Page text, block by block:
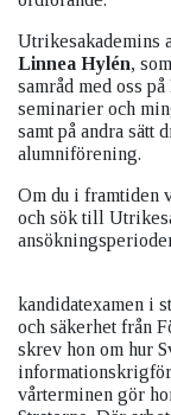
Utrikesakademins
Linnea Hylén,
samråd med oss
seminarier och
samt på andra sätt
alumniförening.
Om du i framtiden
och sök till
kandidatexamen i
och säkerhet från
skrev hon om hur
vårterminen gör